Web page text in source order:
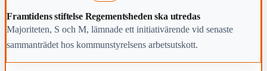
Framtidens stiftelse Regementsheden ska utredas
Majoriteten, S och M, lämnade ett initiativärende vid senaste
sammanträdet hos kommunstyrelsens arbetsutskott.